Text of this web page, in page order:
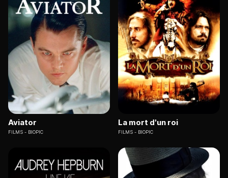
Aviator
FILMS BIOPIC
La mort d'un roi
FILMS BIOPIC